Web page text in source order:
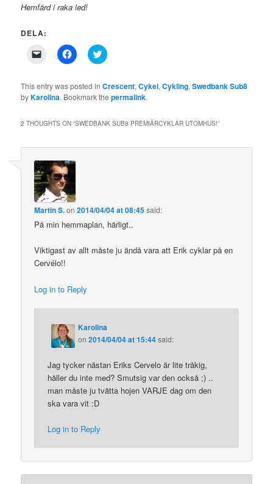
Hemfärd i raka led!
DELA:
Click
link
to
a
in
Click
to
Facebook
(Opens
in
Click
to
Twitter
(Opens
in
This entry was posted inCrescent,Cykel,Cykling,Swedbank Sub8
byKarolina. Bookmark thepermalink.
2 THOUGHTS ON “SWEDBANK SUB8 PREMIÄRCYKLAR UTOMHUS!”
Martin S.on2014/04/04 at 08:45said:
På min hemmaplan, härligt..
Viktigast av allt måste ju ändå vara att Erik cyklar på en
Cervélo!!
Log in to Reply
Karolina
on2014/04/04 at 15:44said:
Jag tycker nästan Eriks Cervelo är lite tråkig,
håller du inte med? Smutsig var den också ;) ..
man måste ju tvätta hojen VARJE dag om den
ska vara vit :D
Log in to Reply